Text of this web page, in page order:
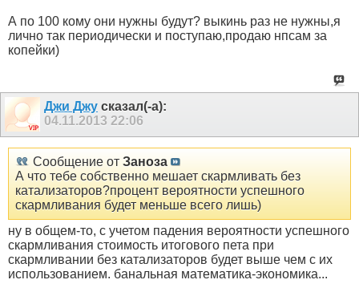
А по 100 кому они нужны будут? выкинь раз не нужны,я
лично так периодически и поступаю,продаю нпсам за
копейки)
Джи Джу сказал(-а):
04.11.2013 22:06
Сообщение от Заноза
А что тебе собственно мешает скармливать без
катализаторов?процент вероятности успешного
скармливания будет меньше всего лишь)
ну в общем-то, с учетом падения вероятности успешного
скармливания стоимость итогового пета при
скармливании без катализаторов будет выше чем с их
использованием. банальная математика-экономика...